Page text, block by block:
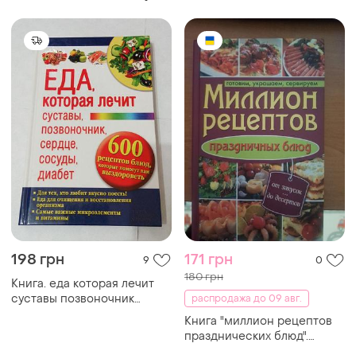
100 грн 6
Рецепты кулинарные лот
200 грн 10
Кулинарные рецепты: из
"книги о вкусной и
здоровой еде" (на русском
языке). в порядке л.и.
вороботовая